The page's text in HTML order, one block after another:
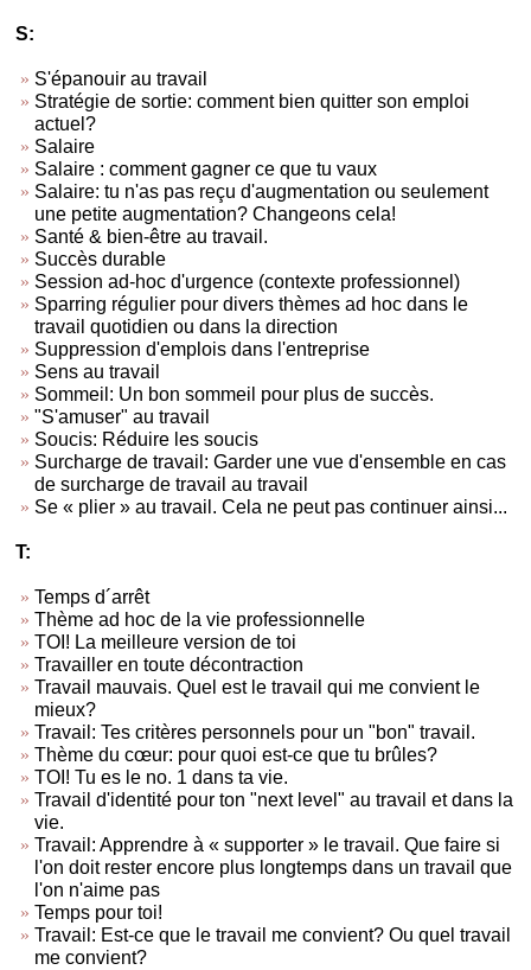
S:
S'épanouir au travail
Stratégie de sortie: comment bien quitter son emploi
actuel?
Salaire
Salaire : comment gagner ce que tu vaux
Salaire: tu n'as pas reçu d'augmentation ou seulement
une petite augmentation? Changeons cela!
Santé & bien-être au travail.
Succès durable
Session ad-hoc d'urgence (contexte professionnel)
Sparring régulier pour divers thèmes ad hoc dans le
travail quotidien ou dans la direction
Suppression d'emplois dans l'entreprise
Sens au travail
Sommeil: Un bon sommeil pour plus de succès.
"S'amuser" au travail
Soucis: Réduire les soucis
Surcharge de travail: Garder une vue d'ensemble en cas
de surcharge de travail au travail
Se « plier » au travail. Cela ne peut pas continuer ainsi...
T:
Temps d´arrêt
Thème ad hoc de la vie professionnelle
TOI! La meilleure version de toi
Travailler en toute décontraction
Travail mauvais. Quel est le travail qui me convient le
mieux?
Travail: Tes critères personnels pour un "bon" travail.
Thème du cœur: pour quoi est-ce que tu brûles?
TOI! Tu es le no. 1 dans ta vie.
Travail d'identité pour ton "next level" au travail et dans la
vie.
Travail: Apprendre à « supporter » le travail. Que faire si
l'on doit rester encore plus longtemps dans un travail que
l'on n'aime pas
Temps pour toi!
Travail: Est-ce que le travail me convient? Ou quel travail
me convient?